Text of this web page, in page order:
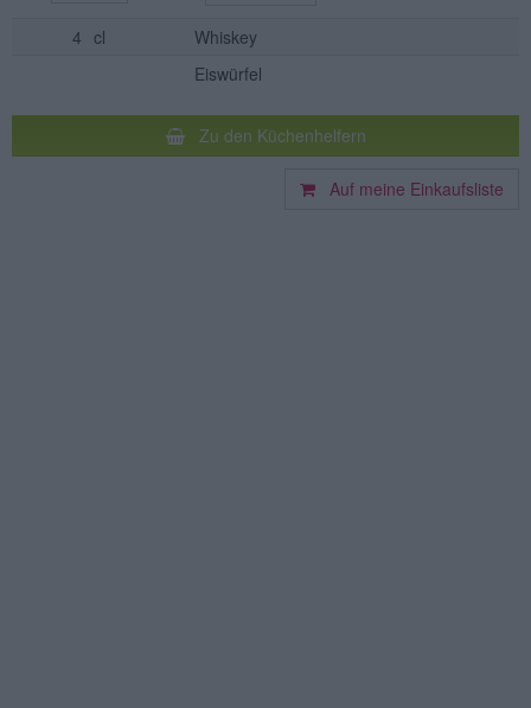
4 cl
Whiskey
Eiswürfel
Zu den Küchenhelfern
Auf meine Einkaufsliste